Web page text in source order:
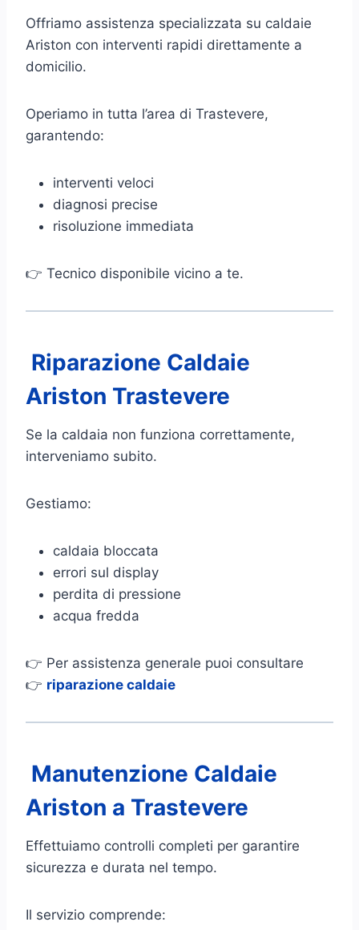
Offriamo assistenza specializzata su caldaie
Ariston con interventi rapidi direttamente a
domicilio.
Operiamo in tutta l’area di Trastevere,
garantendo:
interventi veloci
diagnosi precise
risoluzione immediata
👉 Tecnico disponibile vicino a te.
Riparazione Caldaie
Ariston Trastevere
Se la caldaia non funziona correttamente,
interveniamo subito.
Gestiamo:
caldaia bloccata
errori sul display
perdita di pressione
acqua fredda
👉 Per assistenza generale puoi consultare
👉 riparazione caldaie
Manutenzione Caldaie
Ariston a Trastevere
Effettuiamo controlli completi per garantire
sicurezza e durata nel tempo.
Il servizio comprende: